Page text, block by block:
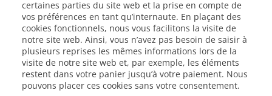
certaines parties du site web et la prise en compte de
vos préférences en tant qu’internaute. En plaçant des
cookies fonctionnels, nous vous facilitons la visite de
notre site web. Ainsi, vous n’avez pas besoin de saisir à
plusieurs reprises les mêmes informations lors de la
visite de notre site web et, par exemple, les éléments
restent dans votre panier jusqu’à votre paiement. Nous
pouvons placer ces cookies sans votre consentement.